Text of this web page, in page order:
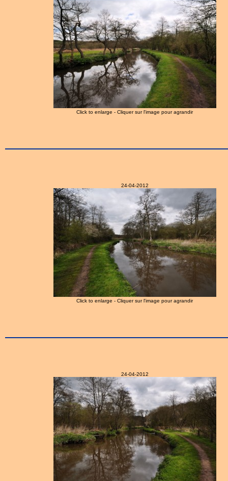
Click to enlarge - Cliquer sur l'image pour agrandir
24-04-2012
Click to enlarge - Cliquer sur l'image pour agrandir
24-04-2012